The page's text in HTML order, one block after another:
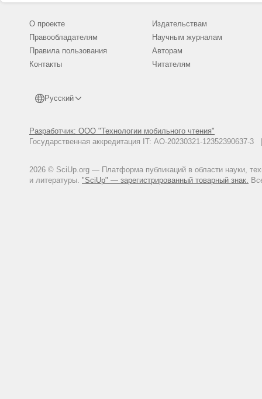
О проекте
Правообладателям
Правила пользования
Контакты
Русский
Разработчик: ООО "Технологии мобильного чтения"
Государственная аккредитация IT: АО-20230321-
2026 © SciUp.org — Платформа публикаций в области науки,
и литературы. "SciUp" — зарегистрированный товарный знак.
Издательствам
Научным журналам
Авторам
Читателям